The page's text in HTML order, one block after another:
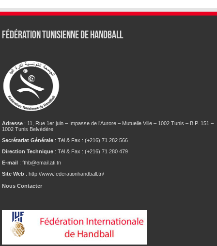
Fédération tunisienne de Handball
Adresse : 11, Rue 1er juin – Impasse de l’Aurore – Mutuelle Ville – 1002 Tunis – B.P. 151 –
1002 Tunis Belvédère
Secrétariat Générale : Tél & Fax : (+216) 71 282 566
Direction Technique : Tél & Fax : (+216) 71 280 479
E-mail : fthb@email.ati.tn
Site Web : http://www.federationhandball.tn/
Nous Contacter